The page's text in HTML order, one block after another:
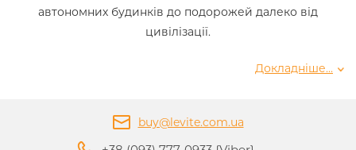
автономних будинків до подорожей далеко від
цивілізації.
Докладніше...
buy@levite.com.ua